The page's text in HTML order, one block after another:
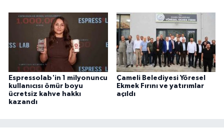
Espressolab'in 1 milyonuncu
kullanıcısı ömür boyu
ücretsiz kahve hakkı
kazandı
Çameli Belediyesi Yöresel
Ekmek Fırını ve yatırımlar
açıldı